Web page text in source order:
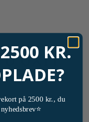
U UXI iKR.
på 2500 kr., du